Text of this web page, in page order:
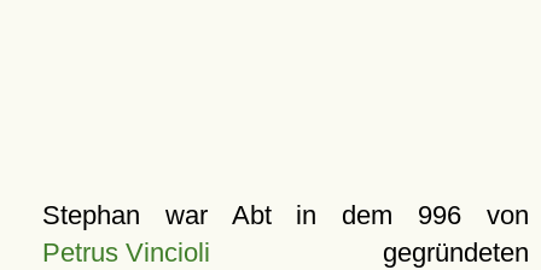
Stephan war Abt in dem 996 von
Petrus Vincioli gegründeten